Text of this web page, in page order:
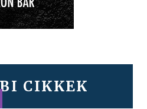
CIKKEK